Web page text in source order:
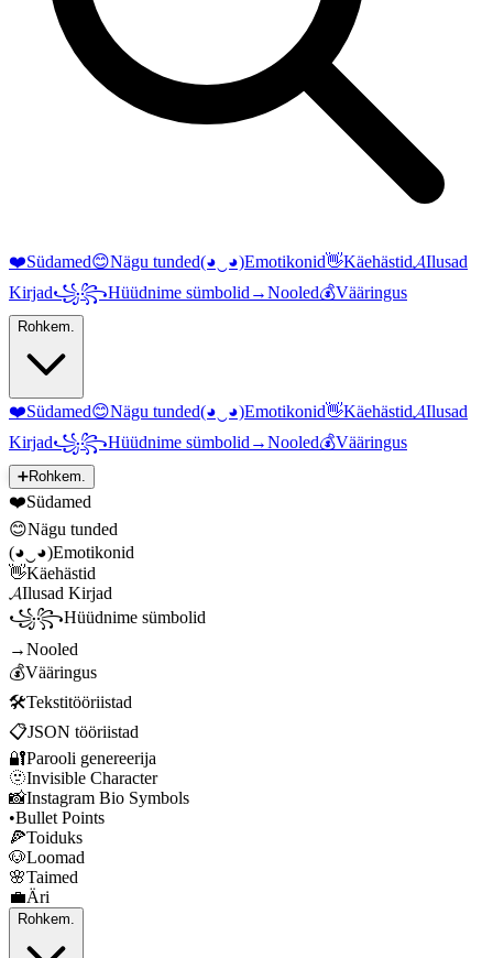
❤️Südamed😊Nägu tunded(◕‿◕)Emotikonid👋Käehästid𝓐Ilusad
Kirjad꧁꧂Hüüdnime sümbolid →Nooled💰Vääringus
Rohkem.
❤️Südamed😊Nägu tunded(◕‿◕)Emotikonid👋Käehästid𝓐Ilusad
Kirjad꧁꧂Hüüdnime sümbolid →Nooled💰Vääringus
➕Rohkem.
❤️Südamed
😊Nägu tunded
(◕‿◕)Emotikonid
👋Käehästid
𝓐Ilusad Kirjad
꧁꧂Hüüdnime sümbolid
→Nooled
💰Vääringus
🛠️Tekstitööriistad
📋JSON tööriistad
🔐Parooli genereerija
🫥Invisible Character
📸Instagram Bio Symbols
•Bullet Points
🍕Toiduks
🐶Loomad
🌸Taimed
💼Äri
Rohkem.